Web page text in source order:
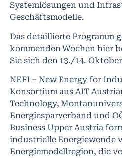
Systemlösungen und
Geschäftsmodelle.
Das detaillierte Programm
kommenden Wochen hier
Sie sich den 13./14.
NEFI – New Energy for
Konsortium aus AIT
Technology,
Energiesparverband und
Business Upper Austria
industrielle Energiewende
Energiemodellregion, die